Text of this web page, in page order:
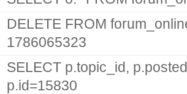
DELETE FROM
1786065323
SELECT p.topic_id,
p.id=15830